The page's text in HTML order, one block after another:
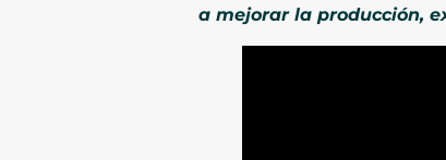
a mejorar la producción,